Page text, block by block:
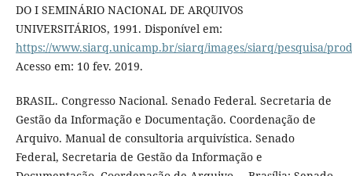
DO I SEMINÁRIO NACIONAL DE ARQUIVOS
UNIVERSITÁRIOS, 1991. Disponível em:
https://www.siarq.unicamp.br/siarq/images/siarq/pesquisa/
Acesso em: 10 fev. 2019.
BRASIL. Congresso Nacional. Senado Federal. Secretaria de
Gestão da Informação e Documentação. Coordenação de
Arquivo. Manual de consultoria arquivística. Senado
Federal, Secretaria de Gestão da Informação e